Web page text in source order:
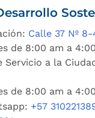
Calle 37 Nº
de 8:00 am a
a la
de 8:00 am a
+57